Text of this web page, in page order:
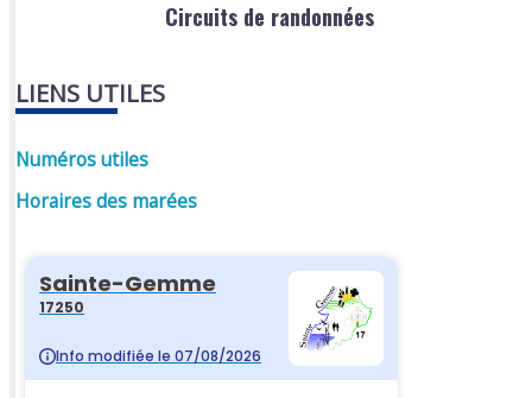
Circuits de randonnées
LIENS UTILES
Numéros utiles
Horaires des marées